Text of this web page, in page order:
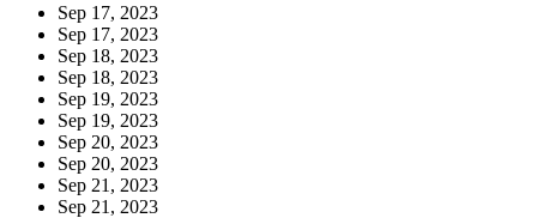
Sep 17, 2023
Sep 17, 2023
Sep 18, 2023
Sep 18, 2023
Sep 19, 2023
Sep 19, 2023
Sep 20, 2023
Sep 20, 2023
Sep 21, 2023
Sep 21, 2023